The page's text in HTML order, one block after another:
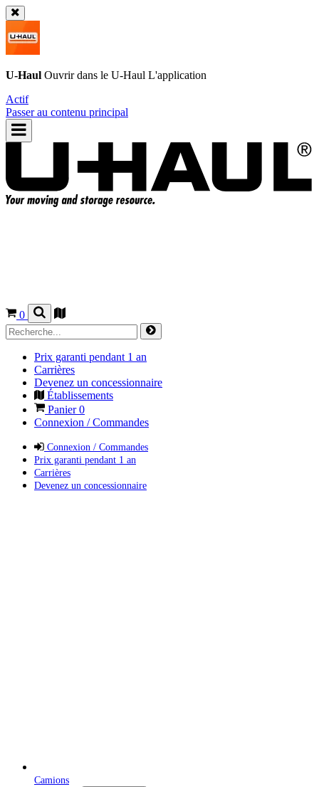
U-Haul Ouvrir dans le U-Haul L'application
Actif
Passer au contenu principal
0
Prix garanti pendant 1 an
Carrières
Devenez un concessionnaire
Établissements
Panier0
Connexion / Commandes
Connexion / Commandes
Prix garanti pendant 1 an
Carrières
Devenez un concessionnaire
Camions